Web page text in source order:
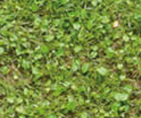
受験生の方へ
採用担当の方へ